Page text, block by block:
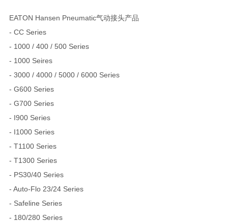
EATON Hansen Pneumatic气动接头产品
- CC Series
- 1000 / 400 / 500 Series
- 1000 Seires
- 3000 / 4000 / 5000 / 6000 Series
- G600 Series
- G700 Series
- I900 Series
- I1000 Series
- T1100 Series
- T1300 Series
- PS30/40 Series
- Auto-Flo 23/24 Series
- Safeline Series
- 180/280 Series